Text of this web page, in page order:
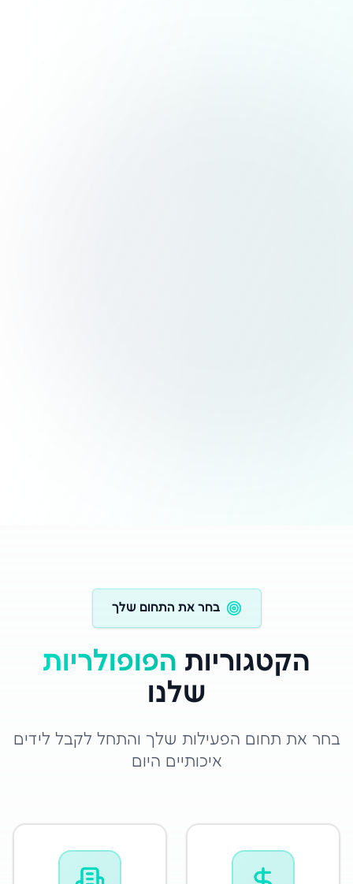
בחר את התחום שלך
הקטגוריות הפופולריות
שלנו
בחר את תחום הפעילות שלך והתחל לקבל לידים
איכותיים היום